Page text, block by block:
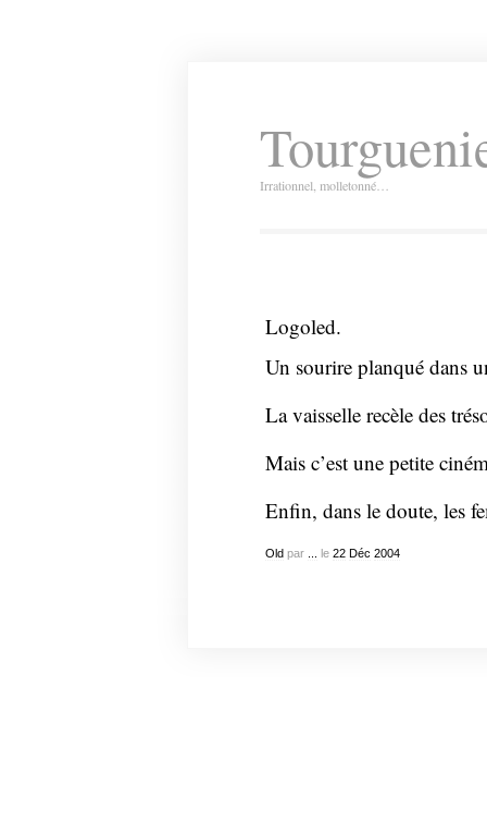
Irrationnel, molletonné…
Logoled.
Un sourire planqué dans
La vaisselle recèle des
Mais c’est une petite
Enfin, dans le doute, les
Old par le 22 Déc 2004